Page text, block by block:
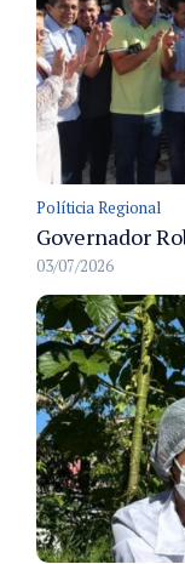
Políticia Regional
03/07/2026